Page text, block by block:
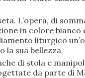
L’opera, di
in colore
liturgico
la sua bellezza.
di stola e
da parte di